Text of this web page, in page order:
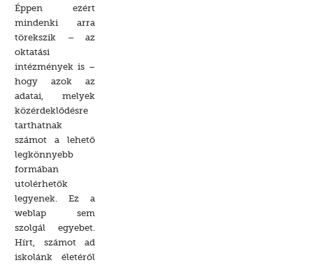
Éppen ezért
mindenki arra
törekszik – az
oktatási
intézmények is –
hogy azok az
adatai, melyek
közérdeklődésre
tarthatnak
számot a lehető
legkönnyebb
formában
utolérhetők
legyenek. Ez a
weblap sem
szolgál egyebet.
Hírt, számot ad
iskolánk életéről